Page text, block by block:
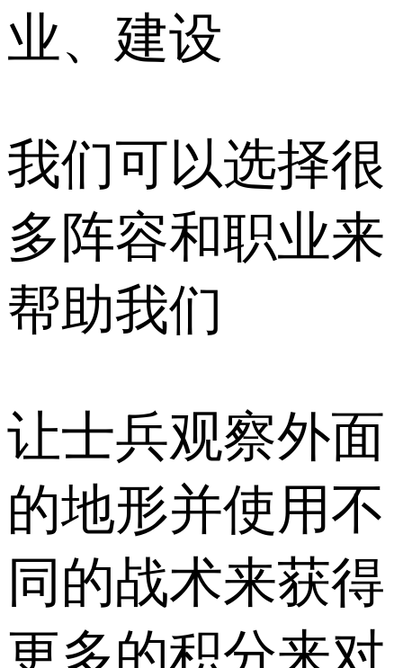
业、建设
我们可以选择很
多阵容和职业来
帮助我们
让士兵观察外面
的地形并使用不
同的战术来获得
更多的积分来对